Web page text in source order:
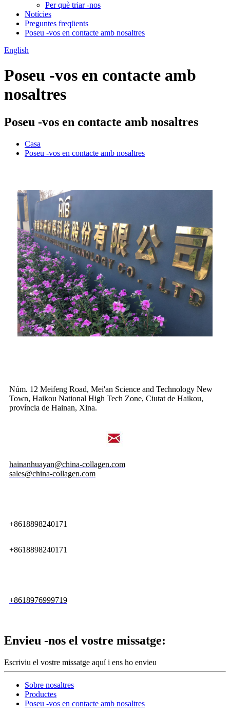
Per què triar -nos
Notícies
Preguntes freqüents
Poseu -vos en contacte amb nosaltres
English
Poseu -vos en contacte amb
nosaltres
Poseu -vos en contacte amb nosaltres
Casa
Poseu -vos en contacte amb nosaltres
Núm. 12 Meifeng Road, Mei'an Science and Technology New
Town, Haikou National High Tech Zone, Ciutat de Haikou,
província de Hainan, Xina.
hainanhuayan@china-collagen.com
sales@china-collagen.com
+8618898240171
+8618898240171
+8618976999719
Envieu -nos el vostre missatge:
Escriviu el vostre missatge aquí i ens ho envieu
Sobre nosaltres
Productes
Poseu -vos en contacte amb nosaltres